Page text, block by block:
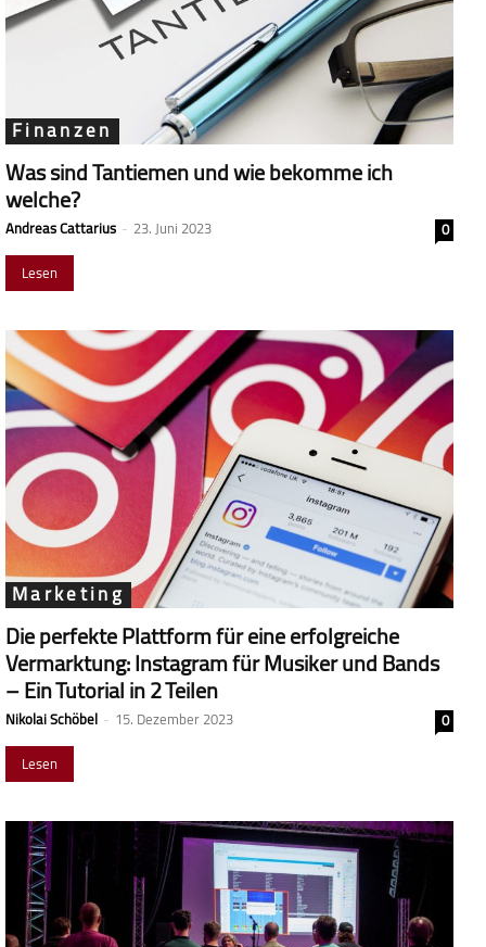
Finanzen
Was sind Tantiemen und wie bekomme ich
welche?
Andreas Cattarius - 23. Juni 2023
0
Lesen
Marketing
Die perfekte Plattform für eine erfolgreiche
Vermarktung: Instagram für Musiker und Bands
– Ein Tutorial in 2 Teilen
Nikolai Schöbel - 15. Dezember 2023
0
Lesen